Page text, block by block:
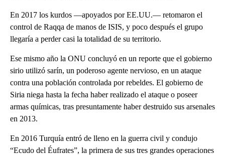
En 2017 los kurdos —apoyados por EE.UU.— retomaron el
control de Raqqa de manos de ISIS, y poco después el grupo
llegaría a perder casi la totalidad de su territorio.
Ese mismo año la ONU concluyó en un reporte que el gobierno
sirio utilizó sarín, un poderoso agente nervioso, en un ataque
contra una población controlada por rebeldes. El gobierno de
Siria niega hasta la fecha haber realizado el ataque o poseer
armas químicas, tras presuntamente haber destruido sus arsenales
en 2013.
En 2016 Turquía entró de lleno en la guerra civil y condujo
“Ecudo del Éufrates”, la primera de sus tres grandes operaciones